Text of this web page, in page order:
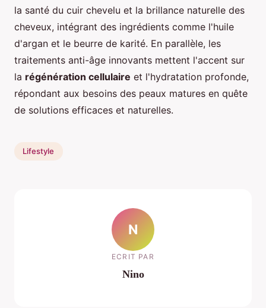
la santé du cuir chevelu et la brillance naturelle des
cheveux, intégrant des ingrédients comme l'huile
d'argan et le beurre de karité. En parallèle, les
traitements anti-âge innovants mettent l'accent sur
la régénération cellulaire et l'hydratation profonde,
répondant aux besoins des peaux matures en quête
de solutions efficaces et naturelles.
Lifestyle
N
ECRIT PAR
Nino